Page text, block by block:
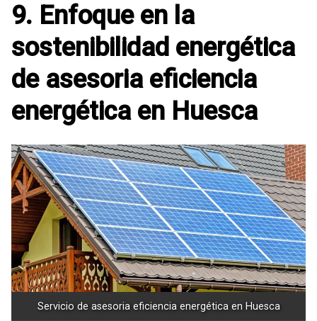
9. Enfoque en la
sostenibilidad energética
de asesoria eficiencia
energética en Huesca
Servicio de asesoria eficiencia energética en Huesca